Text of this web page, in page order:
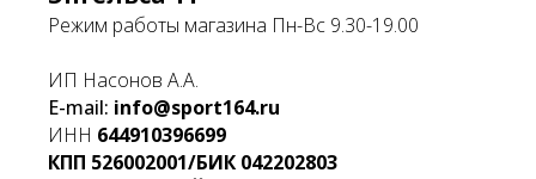
Режим работы магазина Пн-Вс 9.30-19.00
ИП Насонов А.А.
E-mail: info@sport164.ru
ИНН 644910396699
КПП 526002001/БИК 042202803